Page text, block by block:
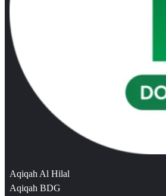
Aqiqah Al Hilal
Aqiqah BDG